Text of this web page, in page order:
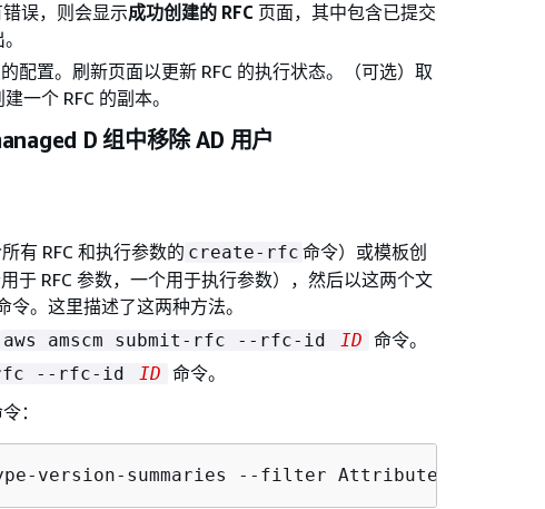
误，则会显示成功创建的 RFC 页面，其中包含已提交
配置。刷新页面以更新 RFC 的执行状态。（可选）取
一个 RFC 的副本。
D 组中移除 AD 用户
有 RFC 和执行参数的 create-rfc 命令）或模板创
于 RFC 参数，一个用于执行参数），然后以这两个文
令。这里描述了这两种方法。
aws amscm submit-rfc --rfc-id ID 命令。
rfc --rfc-id ID 命令。
：
version-summaries --filter